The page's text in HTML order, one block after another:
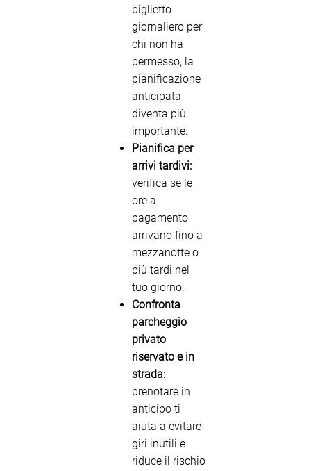
biglietto
giornaliero per
chi non ha
permesso, la
pianificazione
anticipata
diventa più
importante.
Pianifica per
arrivi tardivi:
verifica se le
ore a
pagamento
arrivano fino a
mezzanotte o
più tardi nel
tuo giorno.
Confronta
parcheggio
privato
riservato e in
strada:
prenotare in
anticipo ti
aiuta a evitare
giri inutili e
riduce il rischio